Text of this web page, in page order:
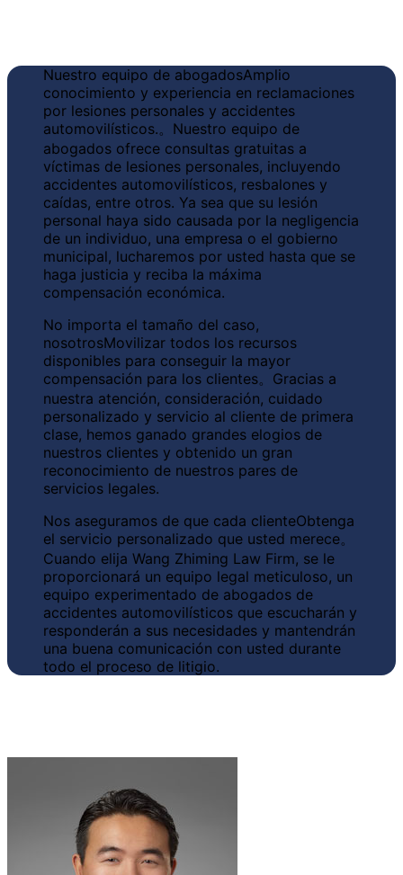
Nuestro equipo de abogadosAmplio
conocimiento y experiencia en reclamaciones
por lesiones personales y accidentes
automovilísticos.。Nuestro equipo de
abogados ofrece consultas gratuitas a
víctimas de lesiones personales, incluyendo
accidentes automovilísticos, resbalones y
caídas, entre otros. Ya sea que su lesión
personal haya sido causada por la negligencia
de un individuo, una empresa o el gobierno
municipal, lucharemos por usted hasta que se
haga justicia y reciba la máxima
compensación económica.
No importa el tamaño del caso,
nosotrosMovilizar todos los recursos
disponibles para conseguir la mayor
compensación para los clientes。Gracias a
nuestra atención, consideración, cuidado
personalizado y servicio al cliente de primera
clase, hemos ganado grandes elogios de
nuestros clientes y obtenido un gran
reconocimiento de nuestros pares de
servicios legales.
Nos aseguramos de que cada clienteObtenga
el servicio personalizado que usted merece。
Cuando elija Wang Zhiming Law Firm, se le
proporcionará un equipo legal meticuloso, un
equipo experimentado de abogados de
accidentes automovilísticos que escucharán y
responderán a sus necesidades y mantendrán
una buena comunicación con usted durante
todo el proceso de litigio.